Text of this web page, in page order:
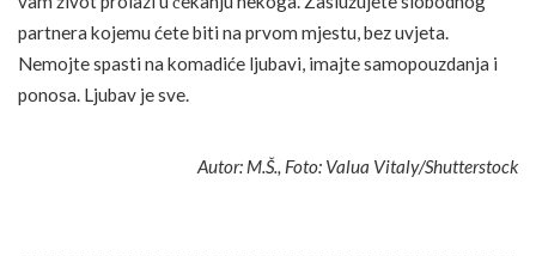
partnera kojemu ćete biti na prvom mjestu, bez uvjeta.
Nemojte spasti na komadiće ljubavi, imajte samopouzdanja i
ponosa. Ljubav je sve.
Autor: M.Š., Foto: Valua Vitaly/Shutterstock